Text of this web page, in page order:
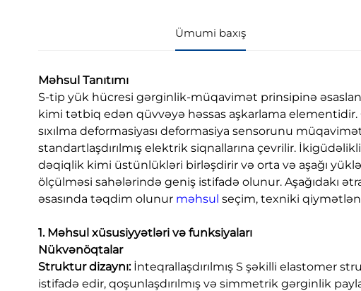
Ümumi baxış
Məhsul Tanıtımı
S-tip yük hücresi gərginlik-müqavimət prinsipinə
kimi tətbiq edən qüvvəyə həssas aşkarlama
sıxılma deformasiyası deformasiya sensorunu
standartlaşdırılmış elektrik siqnallarına çevrilir.
dəqiqlik kimi üstünlükləri birləşdirir və orta və aşağı
ölçülməsi sahələrində geniş istifadə olunur. Aşağıdakı
əsasında təqdim olunur məhsul seçim, texniki
1. Məhsul xüsusiyyətləri və funksiyaları
Nükvənöqtalar
Struktur dizaynı: İnteqrallaşdırılmış S şəkilli elastomer
istifadə edir, qoşunlaşdırılmış və simmetrik gərginlik